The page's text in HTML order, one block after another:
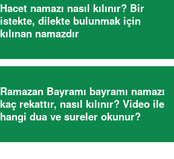
Hacet namazı nasıl kılınır? Bir
istekte, dilekte bulunmak için
kılınan namazdır
Ramazan Bayramı bayramı namazı
kaç rekattır, nasıl kılınır? Video ile
hangi dua ve sureler okunur?